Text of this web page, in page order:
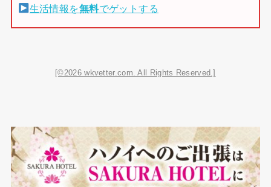
生活情報を無料でゲットする
[©2026 wkvetter.com. All Rights Reserved.]